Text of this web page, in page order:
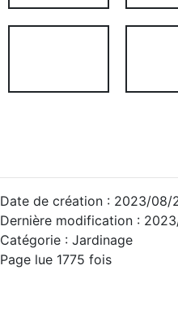
Photos
Date de création : 2023/08/
Dernière modification :
Catégorie : Jardinage
Page lue 1775 fois